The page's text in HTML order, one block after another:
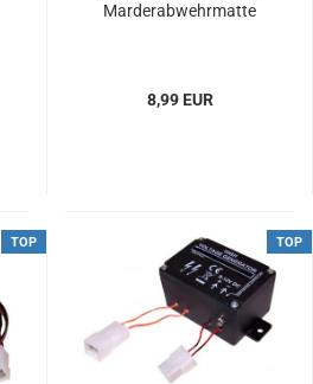
Marderabwehrmatte
8,99 EUR
TOP TOP